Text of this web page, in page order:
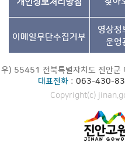
이메일무단수집거부
영상정
운영
우) 55451 전북특별자치도 진안군
대표전화: 063-430-
Copyright(c)